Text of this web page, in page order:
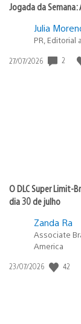
Jogada da Semana:
Julia
PR, Editorial
Data
27/07/2026 2
O DLC Super Limit-
dia 30 de julho
Zanda Ra
Associate
America
Data
23/07/2026 42